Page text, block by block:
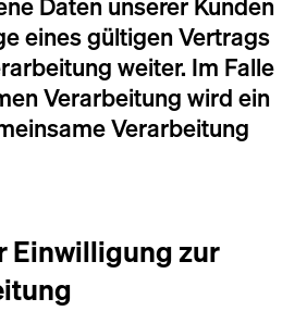
Daten unserer Kunden
eines gültigen Vertrags
weiter. Im Falle
Verarbeitung wird ein
Verarbeitung
Einwilligung zur